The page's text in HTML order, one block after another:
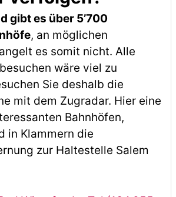
gibt es über 5’700
, an möglichen
es somit nicht. Alle
wäre viel zu
Sie deshalb die
mit dem Zugradar. Hier eine
Bahnhöfen,
in Klammern die
zur Haltestelle Salem